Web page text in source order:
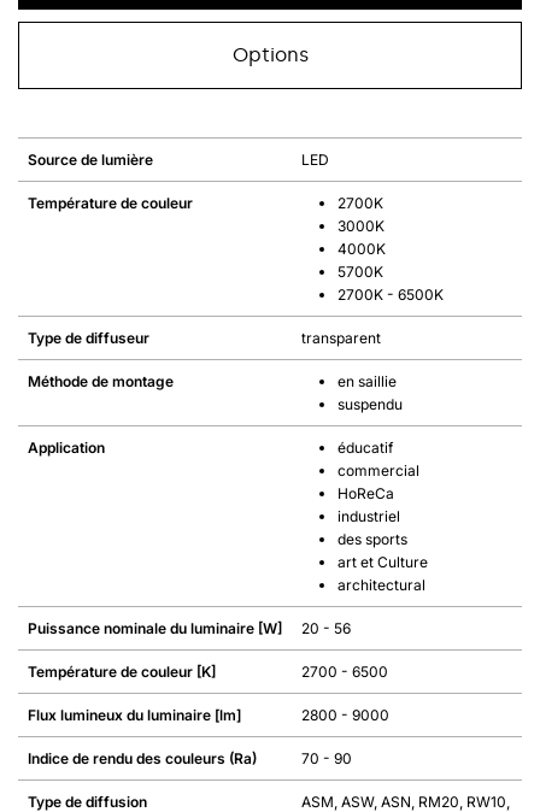
Options
Source de lumière LED
Température de couleur
2700K
3000K
4000K
5700K
2700K - 6500K
Type de diffuseur transparent
Méthode de montage
en saillie
suspendu
Application
éducatif
commercial
HoReCa
industriel
des sports
art et Culture
architectural
Puissance nominale du luminaire [W] 20 - 56
Température de couleur [K] 2700 - 6500
Flux lumineux du luminaire [lm] 2800 - 9000
Indice de rendu des couleurs (Ra) 70 - 90
Type de diffusion
ASM, ASW, ASN, RM20, RW10,